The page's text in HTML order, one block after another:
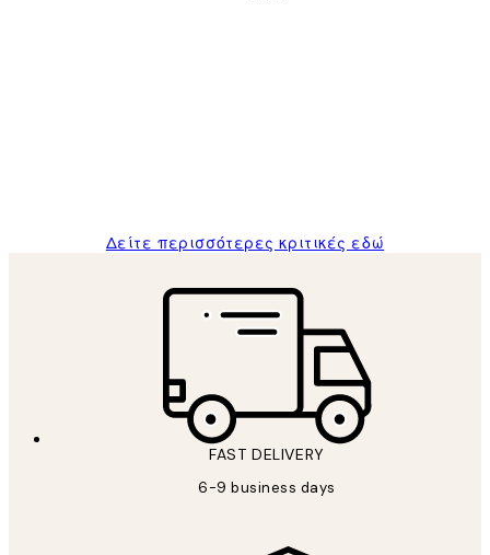
Δείτε περισσότερες κριτικές εδώ
FAST DELIVERY
6-9 business days